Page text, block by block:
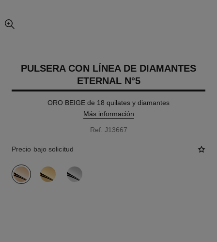
imagen agrandada
PULSERA CON LÍNEA DE DIAMANTES
ETERNAL N°5
ORO BEIGE de 18 quilates y diamantes
Más información
Ref. J13667
Precio bajo solicitud
variante (3)